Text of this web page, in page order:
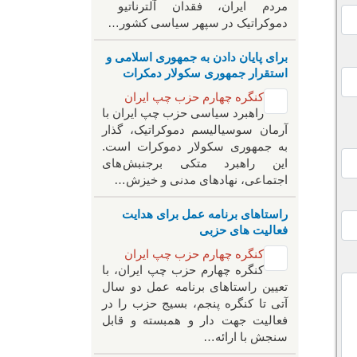
مردم ایران، فقدان آلترناتیو
دموکراتیک در سپهر سیاسی کشور…
برای پایان دادن به جمهوری اسلامی و
استقرار جمهوری سکولار دمکرات
کنگره چهارم حزب چپ ایران
راهبرد سياسی حزب چپ ایران با
آرمان سوسیالیسم دموکراتیک، گذار
به جمهوری سکولار دموکرات است.
این راهبرد متکی برجنبش های
اجتماعی، نهادهای مدنی و خیزش‌…
راستاهای برنامه عمل برای هدایت
فعالیت های حزبی
کنگره چهارم حزب چپ ایران
کنگره چهارم حزب چپ ایران، با
تعیین راستاهای برنامه عمل دو سال
آتی تا کنگره پنجم، بسیج حزب را در
فعالیت جهت دار و همبسته و قابل
سنجش با ارائه…